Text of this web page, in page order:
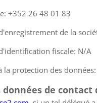
+352 26 48 01 83
de la
fiscale: N/A
la protection des
données de